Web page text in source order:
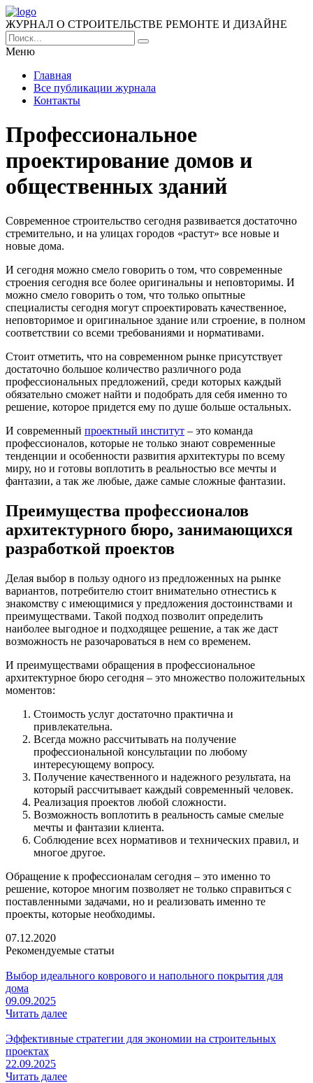
ЖУРНАЛ О СТРОИТЕЛЬСТВЕ РЕМОНТЕ И ДИЗАЙНЕ
Меню
Главная
Все публикации журнала
Контакты
Профессиональное
проектирование домов и
общественных зданий
Современное строительство сегодня развивается достаточно
стремительно, и на улицах городов «растут» все новые и
новые дома.
И сегодня можно смело говорить о том, что современные
строения сегодня все более оригинальны и неповторимы. И
можно смело говорить о том, что только опытные
специалисты сегодня могут спроектировать качественное,
неповторимое и оригинальное здание или строение, в полном
соответствии со всеми требованиями и нормативами.
Стоит отметить, что на современном рынке присутствует
достаточно большое количество различного рода
профессиональных предложений, среди которых каждый
обязательно сможет найти и подобрать для себя именно то
решение, которое придется ему по душе больше остальных.
И современный проектный институт – это команда
профессионалов, которые не только знают современные
тенденции и особенности развития архитектуры по всему
миру, но и готовы воплотить в реальностью все мечты и
фантазии, а так же любые, даже самые сложные фантазии.
Преимущества профессионалов
архитектурного бюро, занимающихся
разработкой проектов
Делая выбор в пользу одного из предложенных на рынке
вариантов, потребителю стоит внимательно отнестись к
знакомству с имеющимися у предложения достоинствами и
преимуществами. Такой подход позволит определить
наиболее выгодное и подходящее решение, а так же даст
возможность не разочароваться в нем со временем.
И преимуществами обращения в профессиональное
архитектурное бюро сегодня – это множество положительных
моментов:
Стоимость услуг достаточно практична и
привлекательна.
Всегда можно рассчитывать на получение
профессиональной консультации по любому
интересующему вопросу.
Получение качественного и надежного результата, на
который рассчитывает каждый современный человек.
Реализация проектов любой сложности.
Возможность воплотить в реальность самые смелые
мечты и фантазии клиента.
Соблюдение всех нормативов и технических правил, и
многое другое.
Обращение к профессионалам сегодня – это именно то
решение, которое многим позволяет не только справиться с
поставленными задачами, но и реализовать именно те
проекты, которые необходимы.
07.12.2020
Рекомендуемые статьи
Выбор идеального коврового и напольного покрытия для
дома
09.09.2025
Читать далее
Эффективные стратегии для экономии на строительных
проектах
22.09.2025
Читать далее